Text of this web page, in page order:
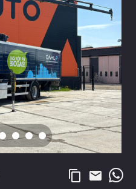
content_copy email